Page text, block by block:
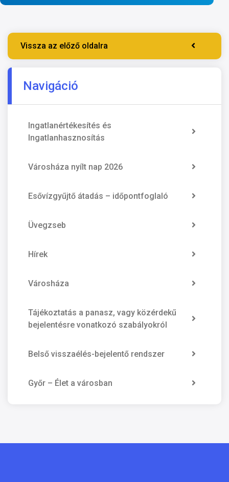
Vissza az előző oldalra
Navigáció
Ingatlanértékesítés és
Ingatlanhasznosítás
Városháza nyílt nap 2026
Esővízgyűjtő átadás – időpontfoglaló
Üvegzseb
Hírek
Városháza
Tájékoztatás a panasz, vagy közérdekű
bejelentésre vonatkozó szabályokról
Belső visszaélés-bejelentő rendszer
Győr – Élet a városban